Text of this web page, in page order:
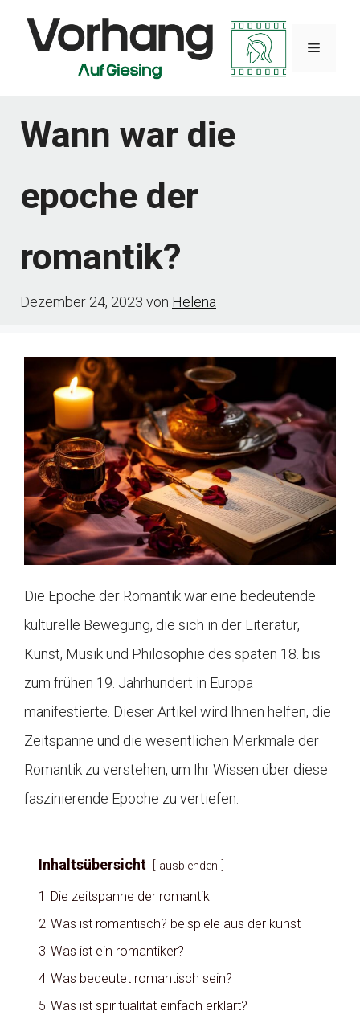
Menü
Wann war die
epoche der
romantik?
Dezember 24, 2023 von Helena
Die Epoche der Romantik war eine bedeutende
kulturelle Bewegung, die sich in der Literatur,
Kunst, Musik und Philosophie des späten 18. bis
zum frühen 19. Jahrhundert in Europa
manifestierte. Dieser Artikel wird Ihnen helfen, die
Zeitspanne und die wesentlichen Merkmale der
Romantik zu verstehen, um Ihr Wissen über diese
faszinierende Epoche zu vertiefen.
Inhaltsübersicht ausblenden
1
Die zeitspanne der romantik
2 Was ist romantisch? beispiele aus der kunst
3 Was ist ein romantiker?
4 Was bedeutet romantisch sein?
5 Was ist spiritualität einfach erklärt?